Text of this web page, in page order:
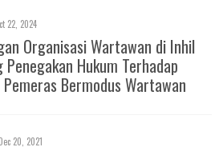
22, 2024
Organisasi Wartawan di Inhil
Penegakan Hukum Terhadap
Pemeras Bermodus Wartawan
Dec 20, 2021